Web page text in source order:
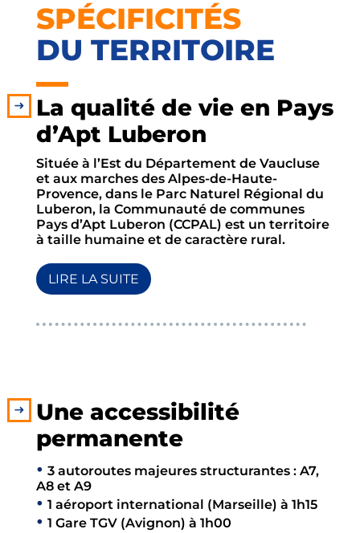
SPÉCIFICITÉS
DU TERRITOIRE
La qualité de vie en Pays
d’Apt Luberon
Située à l’Est du Département de Vaucluse
et aux marches des Alpes-de-Haute-
Provence, dans le Parc Naturel Régional du
Luberon, la Communauté de communes
Pays d’Apt Luberon (CCPAL) est un territoire
à taille humaine et de caractère rural.
LIRE LA SUITE
Une accessibilité
permanente
3 autoroutes majeures structurantes : A7,
A8 et A9
1 aéroport international (Marseille) à 1h15
1 Gare TGV (Avignon) à 1h00